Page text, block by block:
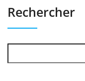
Rechercher